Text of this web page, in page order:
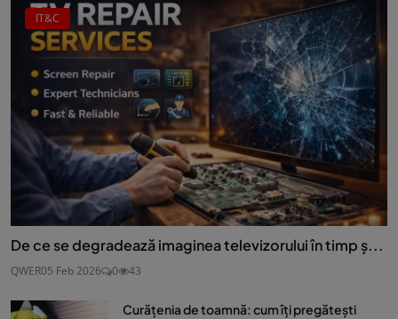
IT&C
De ce se degradează imaginea televizorului în timp ș...
QWER05 Feb 2026 0 43
Curățenia de toamnă: cum îți pregătești